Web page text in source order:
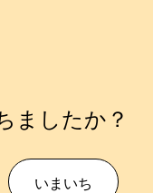
ましたか？
いまいち